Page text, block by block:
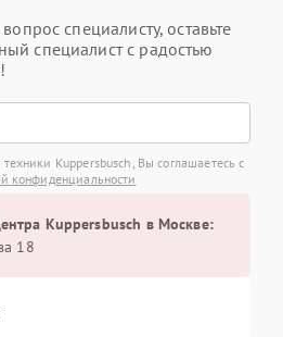
специалисту, оставьте
специалист с радостью
Kuppersbusch, Вы соглашаетесь с
конфиденциальности
Kuppersbusch в Москве:
18